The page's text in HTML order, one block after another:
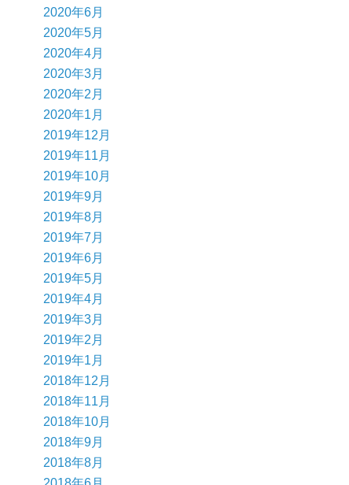
2020年6月
2020年5月
2020年4月
2020年3月
2020年2月
2020年1月
2019年12月
2019年11月
2019年10月
2019年9月
2019年8月
2019年7月
2019年6月
2019年5月
2019年4月
2019年3月
2019年2月
2019年1月
2018年12月
2018年11月
2018年10月
2018年9月
2018年8月